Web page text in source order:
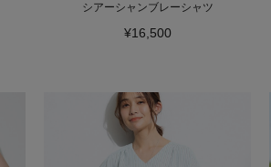
シアーシャンブレーシャツ
¥16,500